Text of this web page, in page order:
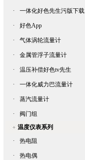
· 一体化好色先生污版下载
· 好色App
· 气体涡轮流量计
· 金属管浮子流量计
· 温压补偿好色tv先生
· 一体化威力巴流量计
· 蒸汽流量计
·
阀门组
温度仪表系列
·
热电阻
· 热电偶